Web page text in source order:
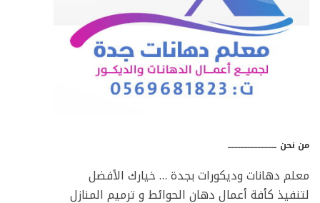
من نحن ـــــــــــــــــــــــــــــــــ
معلم دهانات وديكورات بجدة … خيارك الأفضل
لتنفيذ كأفة أعمال دهان الحوائط و ترميم المنازل